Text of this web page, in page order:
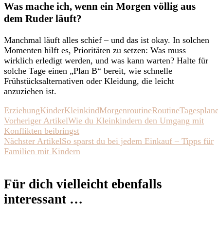
Was mache ich, wenn ein Morgen völlig aus
dem Ruder läuft?
Manchmal läuft alles schief – und das ist okay. In solchen
Momenten hilft es, Prioritäten zu setzen: Was muss
wirklich erledigt werden, und was kann warten? Halte für
solche Tage einen „Plan B“ bereit, wie schnelle
Frühstücksalternativen oder Kleidung, die leicht
anzuziehen ist.
ErziehungKinderKleinkindMorgenroutineRoutine
Beitragsnavigation
Vorheriger ArtikelWie du Kleinkindern den Umgang mit
Konflikten beibringst
Nächster ArtikelSo sparst du bei jedem Einkauf – Tipps für
Familien mit Kindern
Für dich vielleicht ebenfalls
interessant …